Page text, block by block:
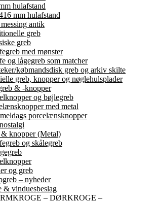
hulafstand
mm hulafstand
antik
greb
greb
med mønster
og lågegreb som matcher
købmandsdisk greb og arkiv skilte
greb, knopper og nøglehulsplader
& -knopper
og bøjlegreb
med metal
porcelænsknopper
knopper (Metal)
og skålegreb
og greb
– nyheder
& vinduesbeslag
– DØRKROGE –